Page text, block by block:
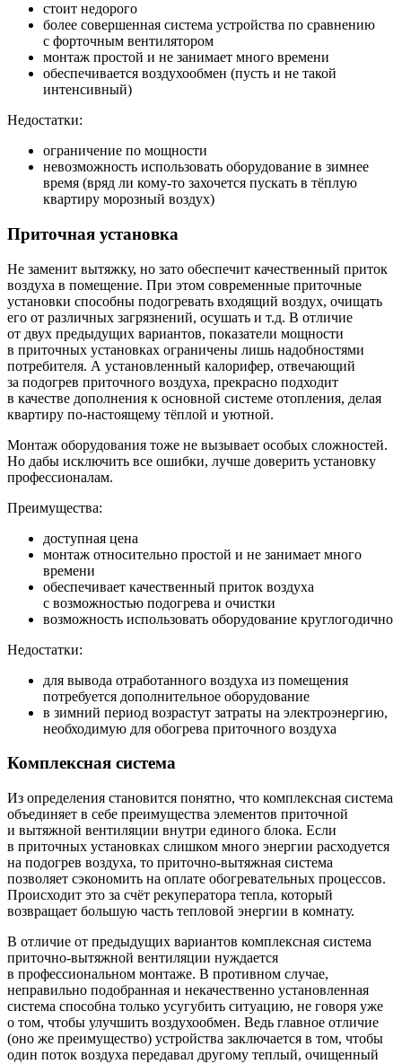
стоит недорого
более совершенная система устройства по сравнению
с форточным вентилятором
монтаж простой и не занимает много времени
обеспечивается воздухообмен (пусть и не такой
интенсивный)
Недостатки:
ограничение по мощности
невозможность использовать оборудование в зимнее
время (вряд ли кому-то захочется пускать в тёплую
квартиру морозный воздух)
Приточная установка
Не заменит вытяжку, но зато обеспечит качественный приток
воздуха в помещение. При этом современные приточные
установки способны подогревать входящий воздух, очищать
его от различных загрязнений, осушать и т.д. В отличие
от двух предыдущих вариантов, показатели мощности
в приточных установках ограничены лишь надобностями
потребителя. А установленный калорифер, отвечающий
за подогрев приточного воздуха, прекрасно подходит
в качестве дополнения к основной системе отопления, делая
квартиру по-настоящему тёплой и уютной.
Монтаж оборудования тоже не вызывает особых сложностей.
Но дабы исключить все ошибки, лучше доверить установку
профессионалам.
Преимущества:
доступная цена
монтаж относительно простой и не занимает много
времени
обеспечивает качественный приток воздуха
с возможностью подогрева и очистки
возможность использовать оборудование круглогодично
Недостатки:
для вывода отработанного воздуха из помещения
потребуется дополнительное оборудование
в зимний период возрастут затраты на электроэнергию,
необходимую для обогрева приточного воздуха
Комплексная система
Из определения становится понятно, что комплексная система
объединяет в себе преимущества элементов приточной
и вытяжной вентиляции внутри единого блока. Если
в приточных установках слишком много энергии расходуется
на подогрев воздуха, то приточно-вытяжная система
позволяет сэкономить на оплате обогревательных процессов.
Происходит это за счёт рекуператора тепла, который
возвращает большую часть тепловой энергии в комнату.
В отличие от предыдущих вариантов комплексная система
приточно-вытяжной вентиляции нуждается
в профессиональном монтаже. В противном случае,
неправильно подобранная и некачественно установленная
система способна только усугубить ситуацию, не говоря уже
о том, чтобы улучшить воздухообмен. Ведь главное отличие
(оно же преимущество) устройства заключается в том, чтобы
один поток воздуха передавал другому теплый, очищенный